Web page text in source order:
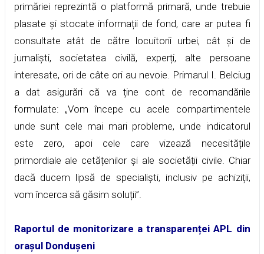
primăriei reprezintă o platformă primară, unde trebuie
plasate și stocate informații de fond, care ar putea fi
consultate atât de către locuitorii urbei, cât și de
jurnaliști, societatea civilă, experți, alte persoane
interesate, ori de câte ori au nevoie. Primarul I. Belciug
a dat asigurări că va ține cont de recomandările
formulate: „Vom începe cu acele compartimentele
unde sunt cele mai mari probleme, unde indicatorul
este zero, apoi cele care vizează necesitățile
primordiale ale cetățenilor și ale societății civile. Chiar
dacă ducem lipsă de specialiști, inclusiv pe achiziții,
vom încerca să găsim soluții”.
Raportul de monitorizare a transparenței APL din
orașul Dondușeni